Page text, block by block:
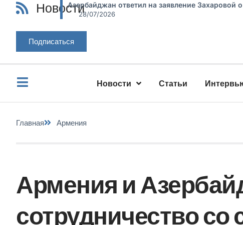
НовостиАзербайджан ответил на заявление Захаровой
28/07/2026
Подписаться
Новости Статьи
Главная Армения
Армения и
сотрудничество